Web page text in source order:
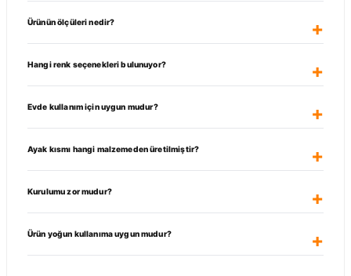
Ürünün ölçüleri nedir?
Hangi renk seçenekleri bulunuyor?
Evde kullanım için uygun mudur?
Ayak kısmı hangi malzemeden üretilmiştir?
Kurulumu zor mudur?
Ürün yoğun kullanıma uygun mudur?